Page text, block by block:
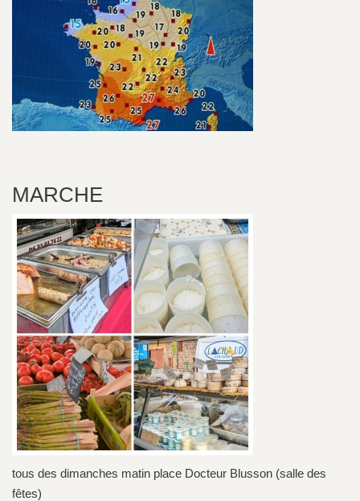
MARCHE
tous des dimanches matin place Docteur Blusson (salle des
fêtes)